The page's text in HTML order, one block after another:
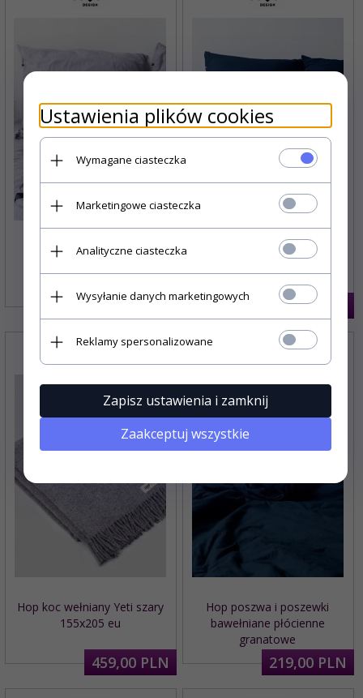
Hop pościel bawełniana
249,00 PLN
Hop pościel bawełniana
249,00
Hop koc wełniany Yeti szary
155x205 eu
459,00 PLN
Hop poszwa i poszewki
bawełniane płócienne
granatowe
219,00 PLN
Ustawienia plików cookies
Wymagane ciasteczka
Marketingowe ciasteczka
Analityczne ciasteczka
Wysyłanie danych marketingowych
Reklamy spersonalizowane
Zapisz ustawienia i zamknij
Zaakceptuj wszystkie